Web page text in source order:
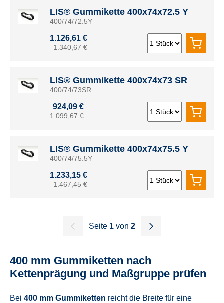
LIS® Gummikette 400x74x72.5 Y
400/74/72.5Y
1.126,61 €
1.340,67 €
LIS® Gummikette 400x74x73 SR
400/74/73SR
924,09 €
1.099,67 €
LIS® Gummikette 400x74x75.5 Y
400/74/75.5Y
1.233,15 €
1.467,45 €
Seite 1von 2
400 mm Gummiketten nach
Kettenprägung und Maßgruppe prüfen
Bei 400 mm Gummiketten reicht die Breite für eine